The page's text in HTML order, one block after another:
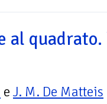
al quadrato.
e J. M. De Matteis